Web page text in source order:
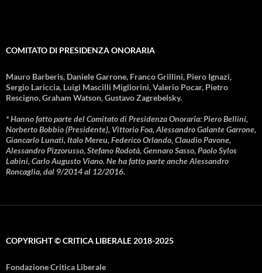
COMITATO DI PRESIDENZA ONORARIA
Mauro Barberis, Daniele Garrone, Franco Grillini, Piero Ignazi,
Sergio Lariccia, Luigi Mascilli Migliorini, Valerio Pocar, Pietro
Rescigno, Graham Watson, Gustavo Zagrebelsky.
* Hanno fatto parte del Comitato di Presidenza Onoraria: Piero Bellini,
Norberto Bobbio (Presidente), Vittorio Foa, Alessandro Galante Garrone,
Giancarlo Lunati, Italo Mereu, Federico Orlando, Claudio Pavone,
Alessandro Pizzorusso, Stefano Rodotà, Gennaro Sasso, Paolo Sylos
Labini, Carlo Augusto Viano. Ne ha fatto parte anche Alessandro
Roncaglia, dal 9/2014 al 12/2016.
COPYRIGHT © CRITICA LIBERALE 2018-2025
Fondazione Critica Liberale